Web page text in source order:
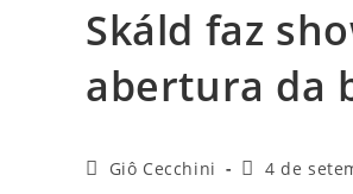
Skáld faz
abertura da
AutorGiô Cecchini
Post4 de